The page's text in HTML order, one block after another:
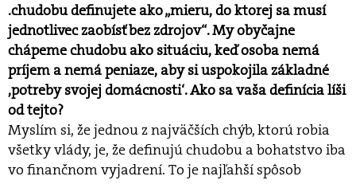
.chudobu definujete ako „mieru, do ktorej sa musí
jednotlivec zaobísť bez zdrojov“. My obyčajne
chápeme chudobu ako situáciu, keď osoba nemá
príjem a nemá peniaze, aby si uspokojila základné
,potreby svojej domácnosti‘. Ako sa vaša definícia líši
od tejto?
Myslím si, že jednou z najväčších chýb, ktorú robia
všetky vlády, je, že definujú chudobu a bohatstvo iba
vo finančnom vyjadrení. To je najľahší spôsob